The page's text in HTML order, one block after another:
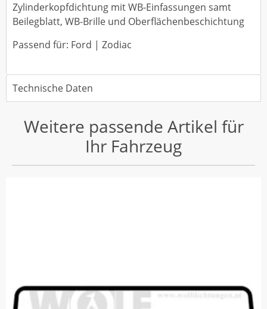
Zylinderkopfdichtung mit WB-Einfassungen samt
Beilegblatt, WB-Brille und Oberflächenbeschichtung
Passend für: Ford | Zodiac
Technische Daten
Weitere passende Artikel für
Ihr Fahrzeug